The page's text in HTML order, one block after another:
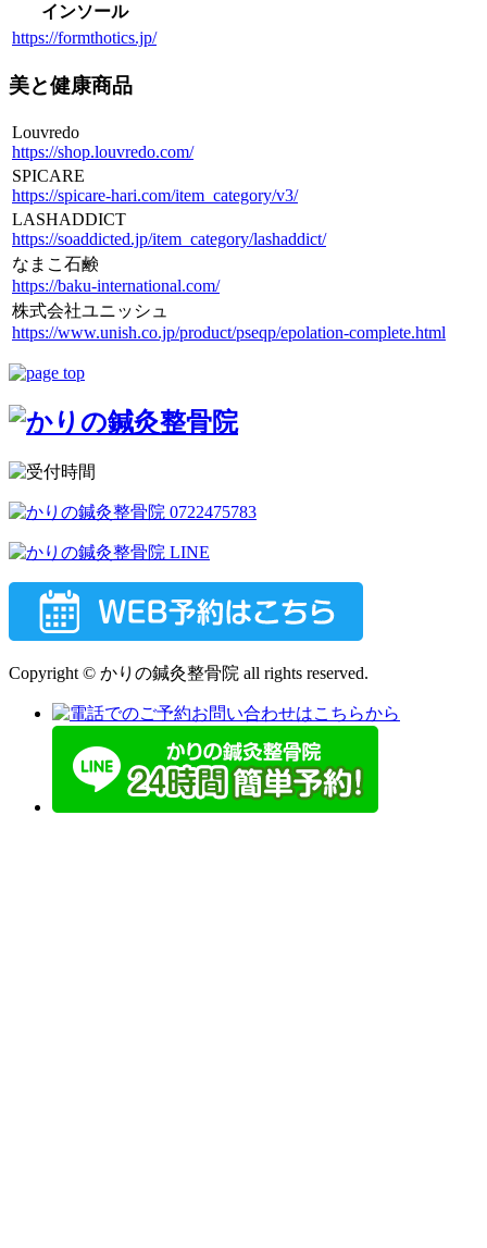
インソール
https://formthotics.jp/
美と健康商品
Louvredo
https://shop.louvredo.com/
SPICARE
https://spicare-hari.com/item_category/v3/
LASHADDICT
https://soaddicted.jp/item_category/lashaddict/
なまこ石鹸
https://baku-international.com/
株式会社ユニッシュ
https://www.unish.co.jp/product/pseqp/epolation-complete.html
Copyright © かりの鍼灸整骨院 all rights reserved.